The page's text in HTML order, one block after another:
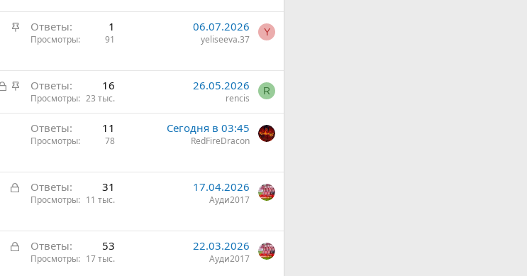
р
е
е
н
З
р
е
л
Ответы 1
Просмотры 91
06.07.2026
yeliseeva.37
Y
З
к
о
З
к
л
е
Ответы 16
Просмотры 23 тыс.
26.05.2026
rencis
R
Ответы 11
Просмотры 78
Сегодня в 03:45
RedFireDracon
З
р
ы
Ответы 31
Просмотры 11 тыс.
17.04.2026
Ауди2017
З
Ответы 53
Просмотры 17 тыс.
22.03.2026
Ауди2017